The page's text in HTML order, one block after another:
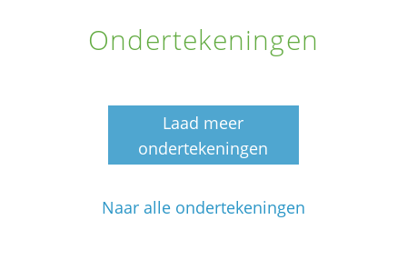
Ondertekeningen
Laad meer
ondertekeningen
Naar alle ondertekeningen